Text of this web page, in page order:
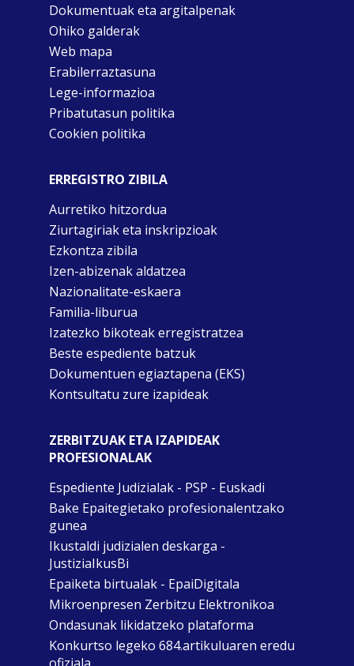
Dokumentuak eta argitalpenak
Ohiko galderak
Web mapa
Erabilerraztasuna
Lege-informazioa
Pribatutasun politika
Cookien politika
ERREGISTRO ZIBILA
Aurretiko hitzordua
Ziurtagiriak eta inskripzioak
Ezkontza zibila
Izen-abizenak aldatzea
Nazionalitate-eskaera
Familia-liburua
Izatezko bikoteak erregistratzea
Beste espediente batzuk
Dokumentuen egiaztapena (EKS)
Kontsultatu zure izapideak
ZERBITZUAK ETA IZAPIDEAK
PROFESIONALAK
Espediente Judizialak - PSP - Euskadi
Bake Epaitegietako profesionalentzako
gunea
Ikustaldi judizialen deskarga -
JustiziaIkusBi
Epaiketa birtualak - EpaiDigitala
Mikroenpresen Zerbitzu Elektronikoa
Ondasunak likidatzeko plataforma
Konkurtso legeko 684.artikuluaren eredu